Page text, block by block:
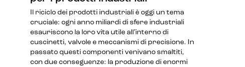
Il riciclo dei prodotti industriali è oggi un tema
cruciale: ogni anno miliardi di sfere industriali
esauriscono la loro vita utile all’interno di
cuscinetti, valvole e meccanismi di precisione. In
passato questi componenti venivano smaltiti,
con due conseguenze: la produzione di enormi